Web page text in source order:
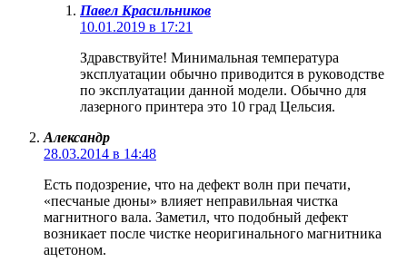
Павел Красильников
10.01.2019 в 17:21
Здравствуйте! Минимальная температура
эксплуатации обычно приводится в руководстве
по эксплуатации данной модели. Обычно для
лазерного принтера это 10 град Цельсия.
Александр
28.03.2014 в 14:48
Есть подозрение, что на дефект волн при печати,
«песчаные дюны» влияет неправильная чистка
магнитного вала. Заметил, что подобный дефект
возникает после чистке неоригинального магнитника
ацетоном.